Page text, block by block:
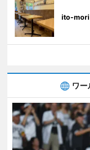
ito-mori
ワ